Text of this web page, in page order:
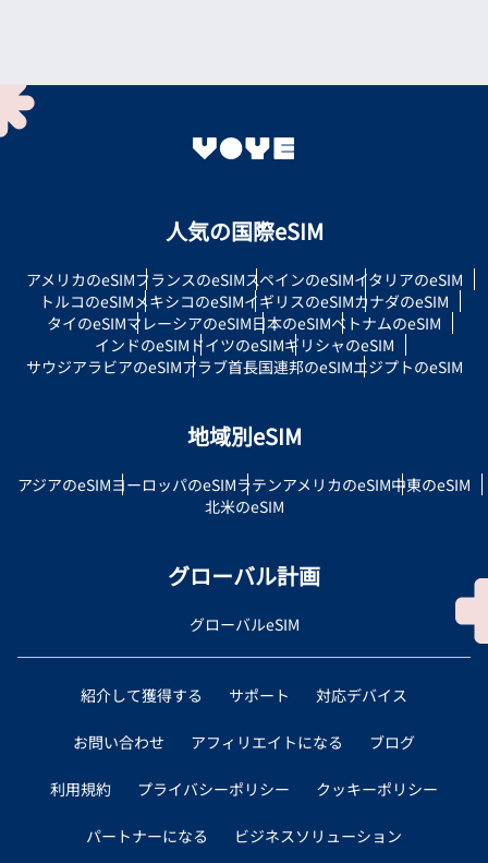
人気の国際eSIM
アメリカのeSIMフランスのeSIMスペインのeSIMイタリアのeSIM
トルコのeSIM メキシコのeSIMイギリスのeSIMカナダのeSIM
タイのeSIMマレーシアのeSIM日本のeSIMベトナムのeSIM
インドのeSIM ドイツのeSIMギリシャのeSIM
サウジアラビアのeSIMアラブ首長国連邦のeSIMエジプトのeSIM
地域別eSIM
アジアのeSIMヨーロッパのeSIMラテンアメリカのeSIM中東のeSIM
北米のeSIM
グローバル計画
グローバルeSIM
紹介して獲得する サポート 対応デバイス
お問い合わせ アフィリエイトになる ブログ
利用規約 プライバシーポリシー クッキーポリシー
パートナーになる ビジネスソリューション